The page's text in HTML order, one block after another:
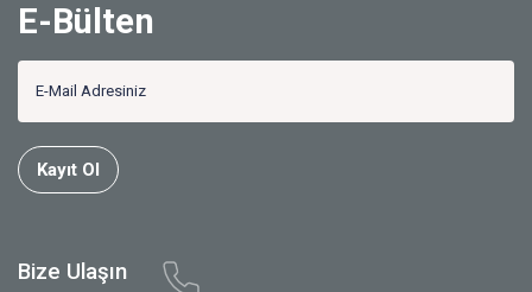
E-Bülten
Kayıt Ol
Bize Ulaşın